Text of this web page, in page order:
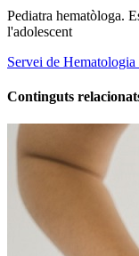
Pediatra hematòloga.
l'adolescent
Servei de Hematologia
Continguts